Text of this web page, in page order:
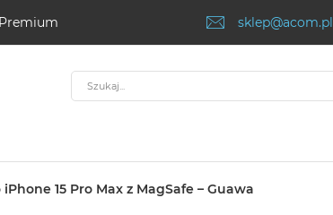
sklep@acom.pl
Szukaj
15 Pro Max z MagSafe – Guawa